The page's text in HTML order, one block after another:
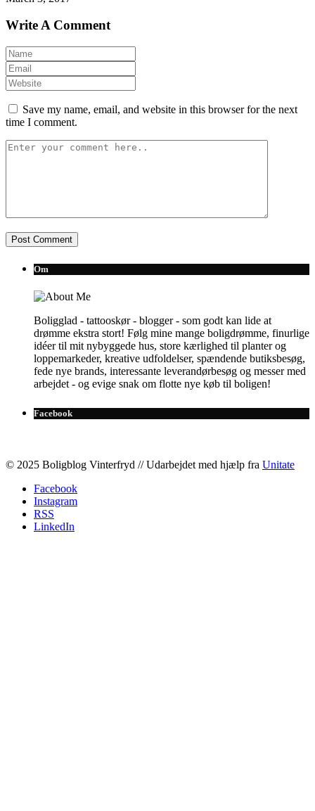
Write A Comment
Save my name, email, and website in this browser for the next
time I comment.
Om
Boligglad - tattooskør - blogger - som godt kan lide at
drømme ekstra stort! Følg mine mange boligdrømme, finurlige
idéer til mit nybyggede hus, store kærlighed til planter og
loppemarkeder, kreative udfoldelser, spændende butiksbesøg,
fede nye brands, interessante leverandørbesøg og messer med
arbejdet - og evige snak om flotte nye køb til boligen!
Facebook
© 2025 Boligblog Vinterfryd // Udarbejdet med hjælp fra Unitate
Facebook
Instagram
RSS
LinkedIn